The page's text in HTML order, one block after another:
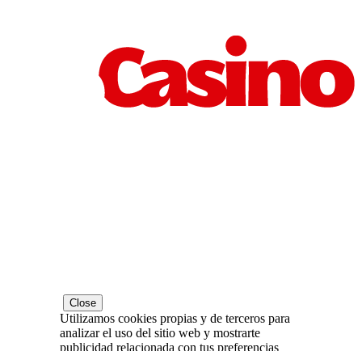
Close
Utilizamos cookies propias y de terceros para
analizar el uso del sitio web y mostrarte
publicidad relacionada con tus preferencias